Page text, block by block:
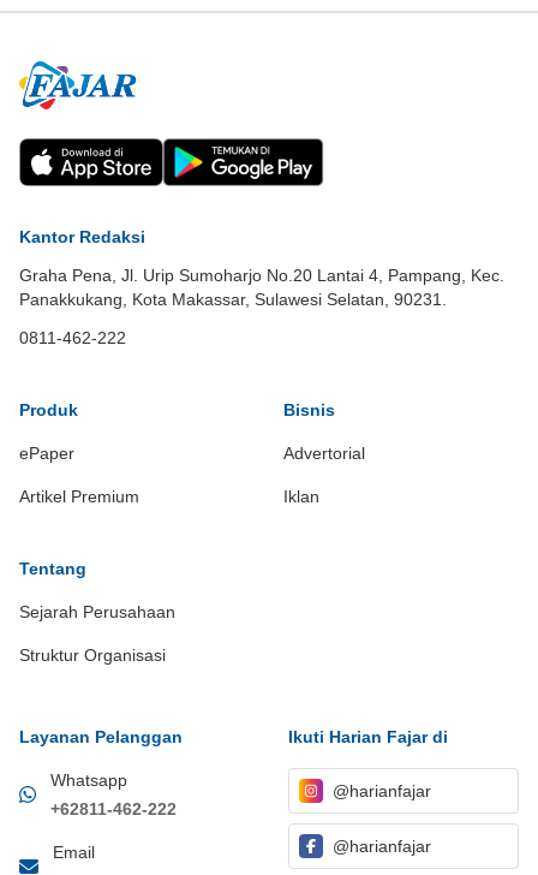
Kantor Redaksi
Graha Pena, Jl. Urip Sumoharjo No.20 Lantai 4, Pampang, Kec.
Panakkukang, Kota Makassar, Sulawesi Selatan, 90231.
0811-462-222
Produk
ePaper
Artikel Premium
Bisnis
Advertorial
Iklan
Tentang
Sejarah Perusahaan
Struktur Organisasi
Layanan Pelanggan
Whatsapp
+62811-462-222
Email
Ikuti Harian Fajar di
@harianfajar
@harianfajar